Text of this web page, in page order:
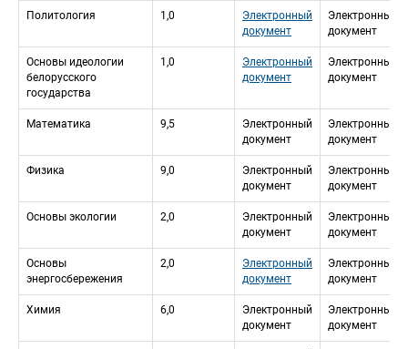
Политология 1,0
Электронный
документ
Электронный
документ
Основы идеологии
белорусского
государства
1,0
Электронный
документ
Электронный
документ
Математика 9,5
Электронный
документ
Электронный
документ
Физика 9,0
Электронный
документ
Электронный
документ
Основы экологии 2,0
Электронный
документ
Электронный
документ
Основы
энергосбережения
2,0
Электронный
документ
Электронный
документ
Химия 6,0
Электронный
документ
Электронный
документ